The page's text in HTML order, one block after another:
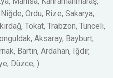
Ordu, Rize, Sakarya,
Tokat, Trabzon, Tunceli,
Aksaray, Bayburt,
Bartın, Ardahan, Iğdır,
Düzce, )